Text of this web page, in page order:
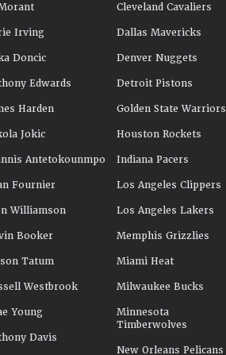
Irving
Doncic
Edwards
Harden
Jokic
Antetokounmpo
Fournier
Williamson
Booker
Tatum
Westbrook
Young
Davis
Cleveland Cavaliers
Dallas Mavericks
Denver Nuggets
Detroit Pistons
Golden State Warriors
Houston Rockets
Indiana Pacers
Los Angeles Clippers
Los Angeles Lakers
Memphis Grizzlies
Miami Heat
Milwaukee Bucks
Minnesota
Timberwolves
New Orleans Pelicans